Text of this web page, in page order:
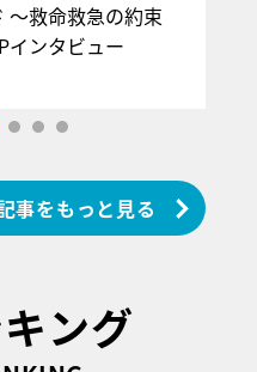
～救命救急の約束
インタビュー
事をもっと見る
ング